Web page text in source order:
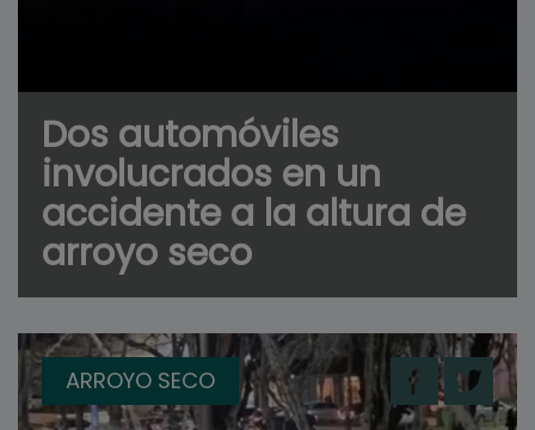
Dos automóviles
involucrados en un
accidente a la altura de
arroyo seco
ARROYO SECO